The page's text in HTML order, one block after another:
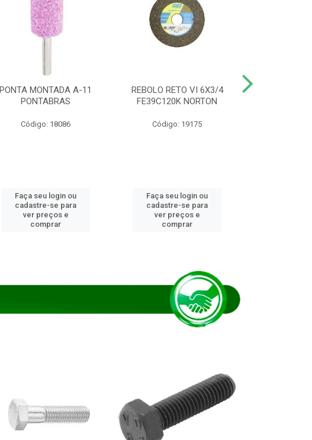
PONTA MONTADA A-11
PONTABRAS
Código: 18086
Faça seu login ou
cadastre-se para
ver preços e
comprar
REBOLO RETO VI 6X3/4
FE39C120K NORTON
Código: 19175
Faça seu login ou
cadastre-se para
ver preços e
comprar